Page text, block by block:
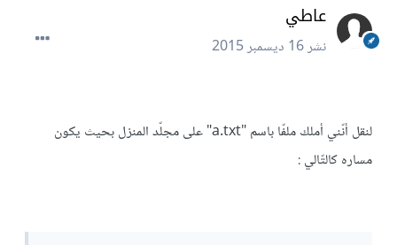
عاطي
نشر16 ديسمبر 2015
لنقل أنّني أملك ملفّا باسم "a.txt" على مجلّد المنزل بحيث يكون
مساره كالتّالي :